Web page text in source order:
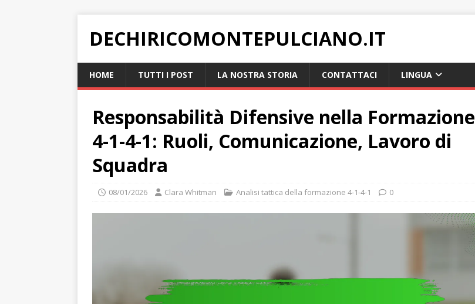
DECHIRICOMONTEPULCIANO.IT
HOME TUTTI I POST LA NOSTRA STORIA CONTATTACI LINGUA
Responsabilità Difensive nella Formazione
4-1-4-1: Ruoli, Comunicazione, Lavoro di
Squadra
08/01/2026 Clara Whitman Analisi tattica della formazione 4-1-4-1 0